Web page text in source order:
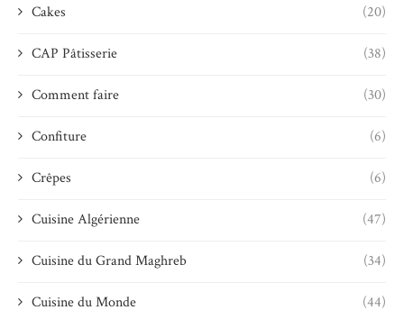
Cakes (20)
CAP Pâtisserie (38)
Comment faire (30)
Confiture (6)
Crêpes (6)
Cuisine Algérienne (47)
Cuisine du Grand Maghreb (34)
Cuisine du Monde (44)